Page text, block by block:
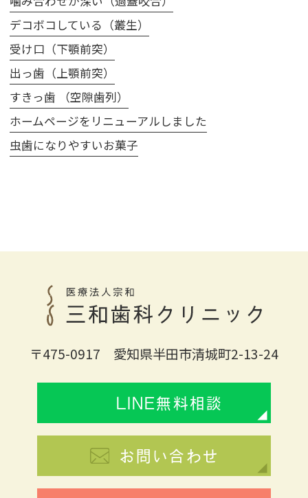
デコボコしている（叢生）
受け口（下顎前突）
出っ歯（上顎前突）
すきっ歯 （空隙歯列）
ホームページをリニューアルしました
虫歯になりやすいお菓子
〒475-0917 愛知県半田市清城町2-13-24
LINE無料相談
お問い合わせ